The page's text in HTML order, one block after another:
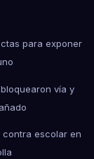
para exponer
vía y
escolar en